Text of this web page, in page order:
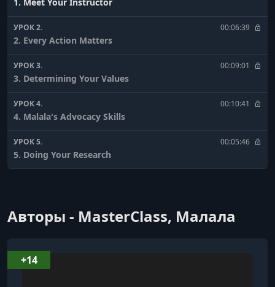
УРОК 2. 00:06:39
2. Every Action Matters
УРОК 3. 00:09:01
3. Determining Your Values
УРОК 4. 00:10:41
4. Malala's Advocacy Skills
УРОК 5. 00:05:46
5. Doing Your Research
УРОК 7. 00:06:01
УРОК 8.
8. Framing Your Argument
Авторы - MasterClass, Малала
+14